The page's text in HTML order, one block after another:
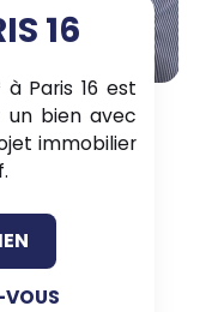
16
Paris 16 est
un bien avec
immobilier
VOUS